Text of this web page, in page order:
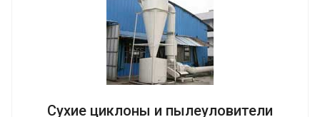
Сухие циклоны и пылеуловители